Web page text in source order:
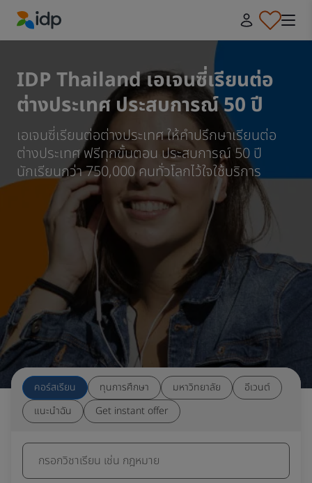
IDP Education
IDP Thailand เอเจนซี่เรียนต่อ
ต่างประเทศ ประสบการณ์ 50 ปี
เอเจนซี่เรียนต่อต่างประเทศ ให้คำปรึกษาเรียนต่อ
ต่างประเทศ ฟรีทุกขั้นตอน ประสบการณ์ 50 ปี ​
นักเรียนกว่า 750,000 คนทั่วโลกไว้ใจใช้บริการ​
คอร์สเรียน ทุนการศึกษา มหาวิทยาลัย
อีเวนต์
แนะนำฉัน
Get instant offer
กรอกวิชาเรียน เช่น กฎหมาย